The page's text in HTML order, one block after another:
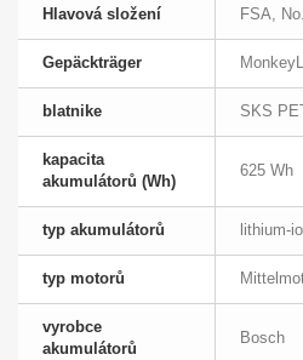
Hlavová složení FSA,
Gepäckträger
blatnike SKS
kapacita
akumulátorů (Wh)
625 Wh
typ akumulátorů lithium-
typ motorů
vyrobce
akumulátorů
Bosch